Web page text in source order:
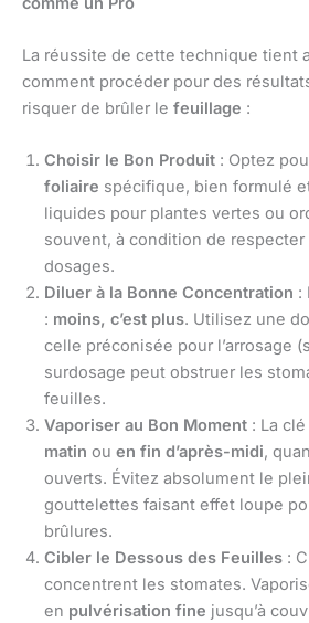
La réussite de cette technique tient
comment procéder pour des
risquer de brûler le feuillage :
Choisir le Bon Produit : Optez
foliaire spécifique, bien formulé
liquides pour plantes vertes ou
souvent, à condition de
dosages.
Diluer à la Bonne Concentration :
: moins, c’est plus. Utilisez une
celle préconisée pour l’arrosage
surdosage peut obstruer les
feuilles.
Vaporiser au Bon Moment : La
matin ou en fin d’après-midi,
ouverts. Évitez absolument le
gouttelettes faisant effet loupe
brûlures.
Cibler le Dessous des Feuilles :
concentrent les stomates.
en pulvérisation fine jusqu’à